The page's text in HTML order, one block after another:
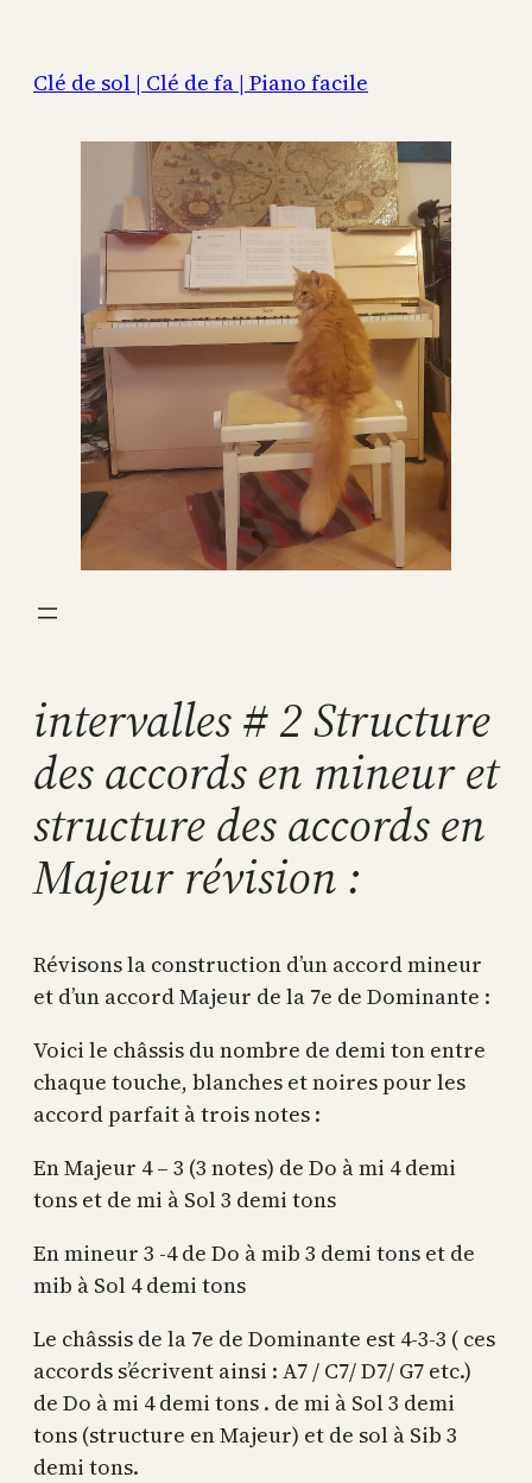
contenu
Clé de sol | Clé de fa | Piano facile
intervalles # 2 Structure
des accords en mineur et
structure des accords en
Majeur révision :
Révisons la construction d’un accord mineur
et d’un accord Majeur de la 7e de Dominante :
Voici le châssis du nombre de demi ton entre
chaque touche, blanches et noires pour les
accord parfait à trois notes :
En Majeur 4 – 3 (3 notes) de Do à mi 4 demi
tons et de mi à Sol 3 demi tons
En mineur 3 -4 de Do à mib 3 demi tons et de
mib à Sol 4 demi tons
Le châssis de la 7e de Dominante est 4-3-3 ( ces
accords s’écrivent ainsi : A7 / C7/ D7/ G7 etc.)
de Do à mi 4 demi tons . de mi à Sol 3 demi
tons (structure en Majeur) et de sol à Sib 3
demi tons.